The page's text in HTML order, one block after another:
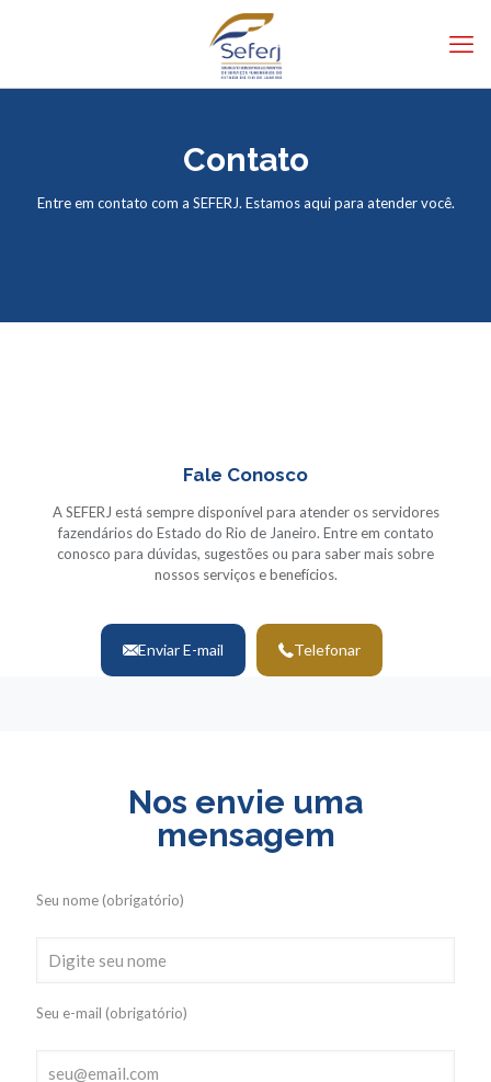
Contato
Entre em contato com a SEFERJ. Estamos aqui para atender você.
Fale Conosco
A SEFERJ está sempre disponível para atender os servidores
fazendários do Estado do Rio de Janeiro. Entre em contato
conosco para dúvidas, sugestões ou para saber mais sobre
nossos serviços e benefícios.
Enviar E-mail Telefonar
Nos envie uma
mensagem
Seu nome (obrigatório)
Seu e-mail (obrigatório)